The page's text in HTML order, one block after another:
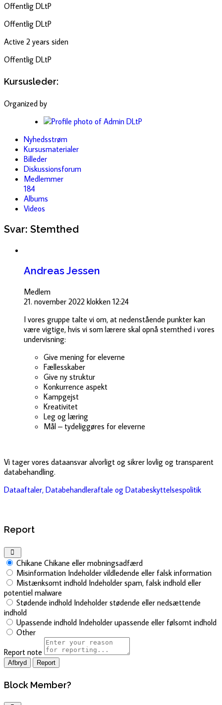
Offentlig DLtP
Offentlig DLtP
Active 2 years siden
Offentlig DLtP
Kursusleder:
Organized by
Nyhedsstrøm
Kursusmaterialer
Billeder
Diskussionsforum
Medlemmer
184
Albums
Videos
Svar: Stemthed
Andreas Jessen
Medlem
21. november 2022 klokken 12:24
I vores gruppe talte vi om, at nedenstående punkter kan
være vigtige, hvis vi som lærere skal opnå stemthed i vores
undervisning:
Give mening for eleverne
Fællesskaber
Give ny struktur
Konkurrence aspekt
Kampgejst
Kreativitet
Leg og læring
Mål – tydeliggøres for eleverne
Vi tager vores dataansvar alvorligt og sikrer lovlig og transparent
databehandling.
Dataaftaler, Databehandleraftale og Databeskyttelsespolitik
Report
Chikane Chikane eller mobningsadfærd
Misinformation Indeholder vildledende eller falsk information
Mistænksomt indhold Indeholder spam, falsk indhold eller
potentiel malware
Stødende indhold Indeholder stødende eller nedsættende
indhold
Upassende indhold Indeholder upassende eller følsomt indhold
Other
Report note
Report
Block Member?